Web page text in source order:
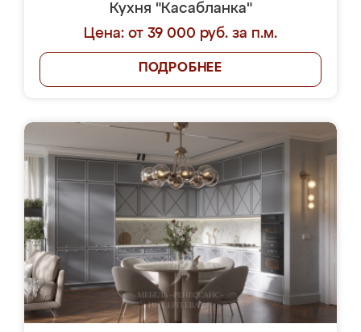
Кухня "Касабланка"
Цена: от 39 000 руб. за п.м.
ПОДРОБНЕЕ